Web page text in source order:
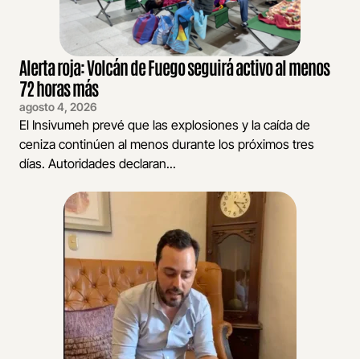
Alerta roja: Volcán de Fuego seguirá activo al menos
72 horas más
agosto 4, 2026
El Insivumeh prevé que las explosiones y la caída de
ceniza continúen al menos durante los próximos tres
días. Autoridades declaran...